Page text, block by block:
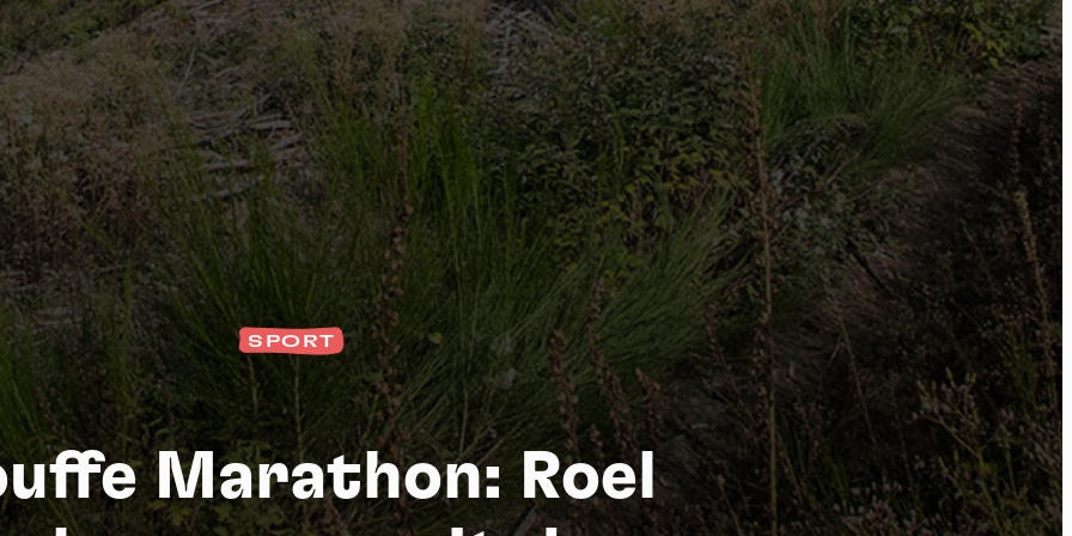
Marathon: Roel
SPORT